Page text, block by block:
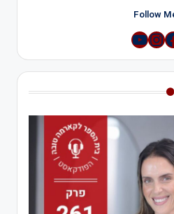
Instagram
YouTube